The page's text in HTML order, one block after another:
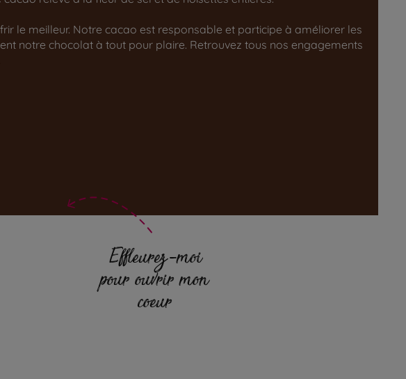
le meilleur. Notre cacao est responsable et participe à améliorer les
notre chocolat à tout pour plaire. Retrouvez tous nos engagements
Effleurez-moi
pour ouvrir mon
coeur